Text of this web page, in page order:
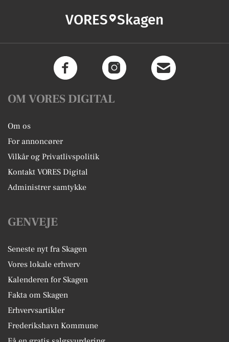
VORES Skagen
OM VORES DIGITAL
Om os
For annoncører
Vilkår og Privatlivspolitik
Kontakt VORES Digital
Administrer samtykke
GENVEJE
Seneste nyt fra Skagen
Vores lokale erhverv
Kalenderen for Skagen
Fakta om Skagen
Erhvervsartikler
Frederikshavn Kommune